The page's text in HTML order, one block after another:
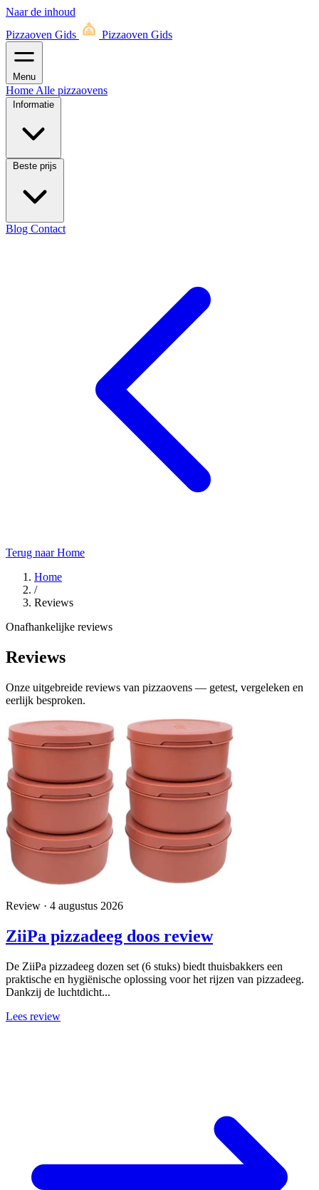
Naar de inhoud
Pizzaoven Gids
Pizzaoven Gids
Menu
Home Alle pizzaovens
Informatie
Beste prijs
Blog Contact
Terug naar Home
Home
/
Reviews
Onafhankelijke reviews
Reviews
Onze uitgebreide reviews van pizzaovens — getest, vergeleken en
eerlijk besproken.
Review · 4 augustus 2026
ZiiPa pizzadeeg doos review
De ZiiPa pizzadeeg dozen set (6 stuks) biedt thuisbakkers een
praktische en hygiënische oplossing voor het rijzen van pizzadeeg.
Dankzij de luchtdicht...
Lees review